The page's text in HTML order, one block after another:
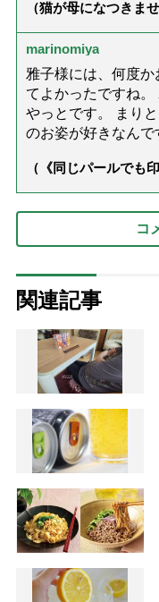
（猫が母になつきま
marinomiya
雅子様には、何度
てよかったですね
やっとです。 まり
のお姿が好きなんで
（《同じパールでも
の夏ネックレス」上
に見せる4つの法則）
コ
関連記事